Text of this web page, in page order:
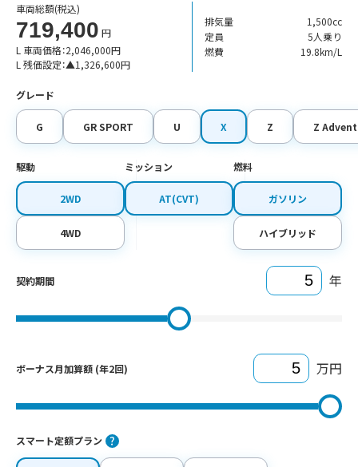
車両総額(税込)
719,400 円
L 車両価格：2,046,000円
L 残価設定：▲1,326,600円
排気量
1,500cc
定員
5人乗り
燃費
19.8km/L
グレード
G GR SPORT U X Z Z
駆動
2WD
4WD
ミッション
AT(CVT)
燃料
ガソリン
ハイブリッド
契約期間 年
ボーナス月加算額 (年2回) 万円
スマート定額プラン